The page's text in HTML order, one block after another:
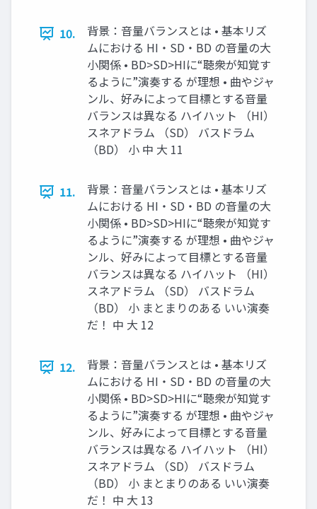
10.
背景：音量バランスとは • 基本リズ
ムにおける HI・SD・BD の音量の大
小関係 • BD>SD>HIに“聴衆が知覚す
るように”演奏する が理想 • 曲やジャ
ンル、好みによって目標とする音量
バランスは異なる ハイハット （HI）
スネアドラム （SD） バスドラム
（BD） 小 中 大 11
11.
背景：音量バランスとは • 基本リズ
ムにおける HI・SD・BD の音量の大
小関係 • BD>SD>HIに“聴衆が知覚す
るように”演奏する が理想 • 曲やジャ
ンル、好みによって目標とする音量
バランスは異なる ハイハット （HI）
スネアドラム （SD） バスドラム
（BD） 小 まとまりのある いい演奏
だ！ 中 大 12
12.
背景：音量バランスとは • 基本リズ
ムにおける HI・SD・BD の音量の大
小関係 • BD>SD>HIに“聴衆が知覚す
るように”演奏する が理想 • 曲やジャ
ンル、好みによって目標とする音量
バランスは異なる ハイハット （HI）
スネアドラム （SD） バスドラム
（BD） 小 まとまりのある いい演奏
だ！ 中 大 13